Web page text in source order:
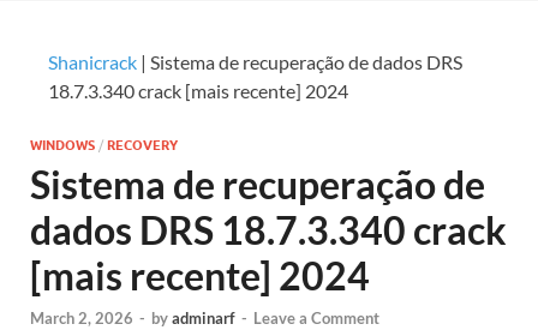
Shanicrack | Sistema de recuperação de dados DRS
18.7.3.340 crack [mais recente] 2024
WINDOWS / RECOVERY
Sistema de recuperação de
dados DRS 18.7.3.340 crack
[mais recente] 2024
March 2, 2026 - byadminarf - Leave a Comment